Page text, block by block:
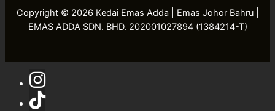
Copyright © 2026 Kedai Emas Adda | Emas Johor Bahru |
EMAS ADDA SDN. BHD. 202001027894 (1384214-T)